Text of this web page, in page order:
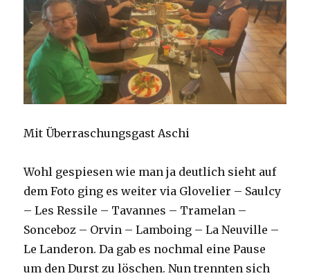
Mit Überraschungsgast Aschi
Wohl gespiesen wie man ja deutlich sieht auf
dem Foto ging es weiter via Glovelier – Saulcy
– Les Ressile – Tavannes – Tramelan –
Sonceboz – Orvin – Lamboing – La Neuville –
Le Landeron. Da gab es nochmal eine Pause
um den Durst zu löschen. Nun trennten sich